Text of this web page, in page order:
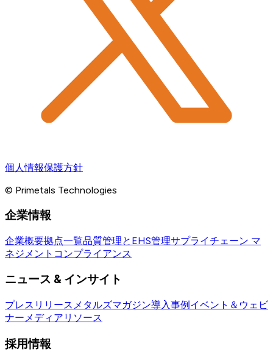
個人情報保護方針
© Primetals Technologies
企業情報
企業概要拠点一覧品質管理とEHS管理サプライチェーン マ
ネジメント コンプライアンス
ニュース & インサイト
プレスリリース メタルズマガジン導入事例イベント＆ウェビ
ナーメディアリソース
採用情報